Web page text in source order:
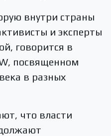
внутри страны
и эксперты
говорится в
посвященном
в разных
что власти